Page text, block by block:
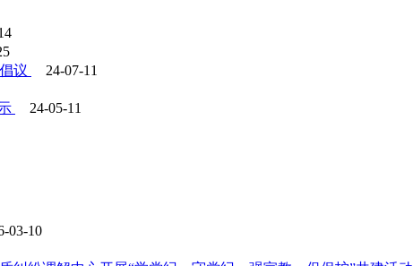
议
24-07-11
24-05-11
03-10